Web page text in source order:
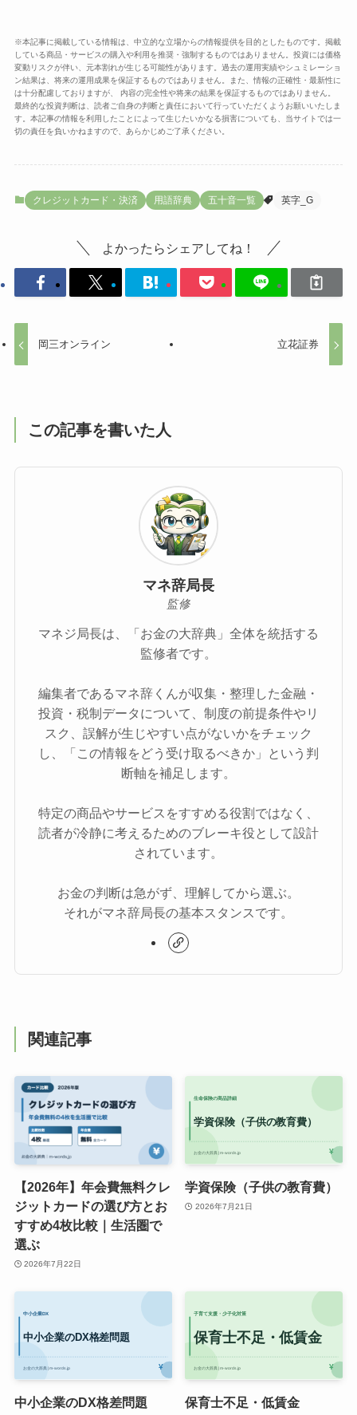
※本記事に掲載している情報は、中立的な立場からの情報提供を目的としたものです。掲載
している商品・サービスの購入や利用を推奨・強制するものではありません。投資には価格
変動リスクが伴い、元本割れが生じる可能性があります。過去の運用実績やシュミレーショ
ン結果は、将来の運用成果を保証するものではありません。また、情報の正確性・最新性に
は十分配慮しておりますが、 内容の完全性や将来の結果を保証するものではありません。
最終的な投資判断は、読者ご自身の判断と責任において行っていただくようお願いいたしま
す。本記事の情報を利用したことによって生じたいかなる損害についても、当サイトでは一
切の責任を負いかねますので、あらかじめご了承ください。
クレジットカード・決済 用語辞典 五十音一覧 英字_G
よかったらシェアしてね！
岡三オンライン 立花証券
この記事を書いた人
マネ辞局長
監修
マネジ局長は、「お金の大辞典」全体を統括する
監修者です。
編集者であるマネ辞くんが収集・整理した金融・
投資・税制データについて、制度の前提条件やリ
スク、誤解が生じやすい点がないかをチェック
し、「この情報をどう受け取るべきか」という判
断軸を補足します。
特定の商品やサービスをすすめる役割ではなく、
読者が冷静に考えるためのブレーキ役として設計
されています。
お金の判断は急がず、理解してから選ぶ。
それがマネ辞局長の基本スタンスです。
関連記事
【2026年】年会費無料クレ
ジットカードの選び方とお
すすめ4枚比較｜生活圏で
選ぶ
2026年7月22日
学資保険（子供の教育費）
2026年7月21日
中小企業のDX格差問題 保育士不足・低賃金